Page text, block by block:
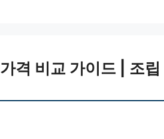
격 비교 가이드 | 조립